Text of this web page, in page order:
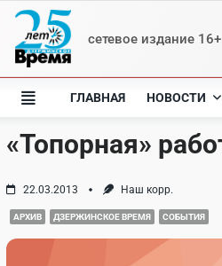
сетевое издание 16+
ГЛАВНАЯ НОВОСТИ
«Топорная»
22.03.2013 Наш корр.
АРХИВ ДЗЕРЖИНСКОЕ ВРЕМЯ СОБЫТИЯ